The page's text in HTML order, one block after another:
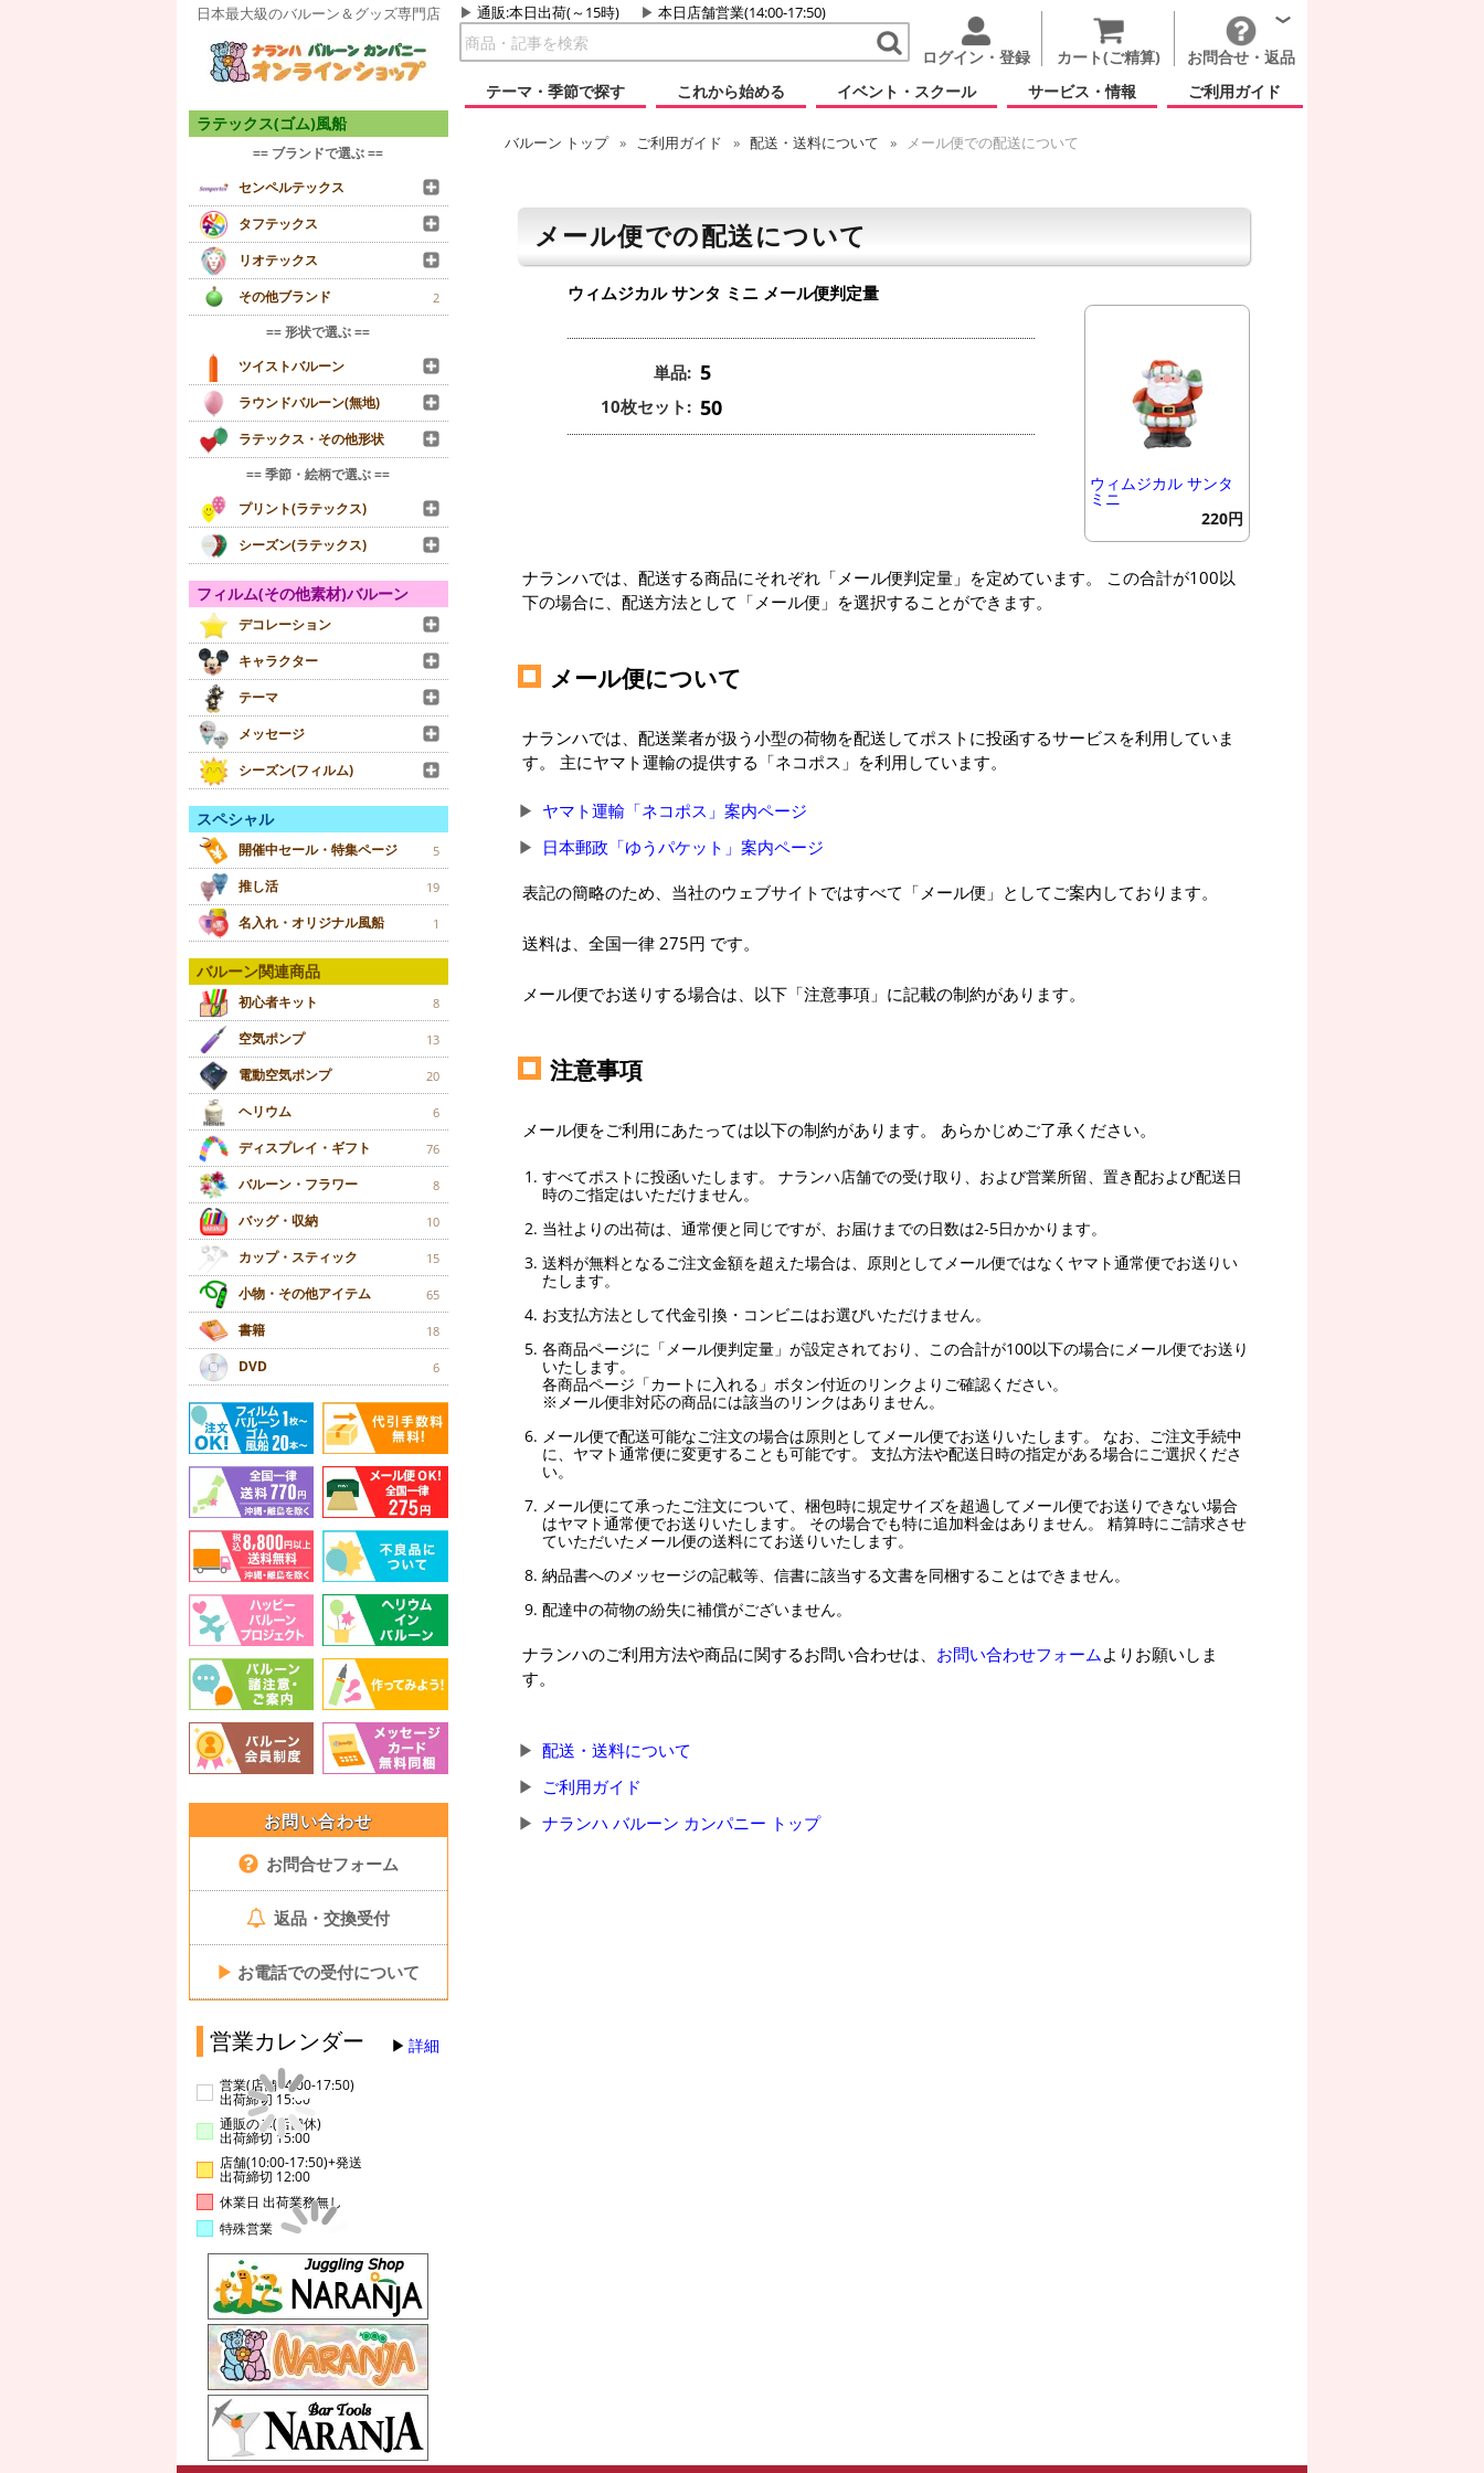
日本最大級のバルーン＆グッズ専門店 通販:本日出荷(～15時) 本日店舗営業(14:00-17:50)
ログイン・登録 カート(ご精算)
お問合せ・返品
テーマ・季節で探す
これから始める イベント・スクール サービス・情報 ご利用ガイド
ラテックス(ゴム)風船
== ブランドで選ぶ ==
センペルテックス
タフテックス
リオテックス
その他ブランド
2
== 形状で選ぶ ==
ツイストバルーン
ラウンドバルーン(無地)
ラテックス・その他形状
== 季節・絵柄で選ぶ ==
プリント(ラテックス)
シーズン(ラテックス)
フィルム(その他素材)バルーン
デコレーション
キャラクター
テーマ
メッセージ
シーズン(フィルム)
スペシャル
開催中セール・特集ページ 5
推し活 19
名入れ・オリジナル風船 1
バルーン関連商品
初心者キット 8
空気ポンプ 13
電動空気ポンプ 20
ヘリウム 6
ディスプレイ・ギフト 76
バルーン・フラワー 8
バッグ・収納 10
カップ・スティック 15
小物・その他アイテム 65
書籍 18
DVD 6
お問い合わせ
お問合せフォーム
返品・交換受付
▶ お電話での受付について
営業カレンダー 詳細
営業(店舗14:00-17:50)
出荷締切 15:00
通販のみ(店舗休)
出荷締切 15:00
店舗(10:00-17:50)+発送
出荷締切 12:00
休業日 出荷業務無し
特殊営業
バルーン トップ ご利用ガイド 配送・送料について メール便での配送について
メール便での配送について
ウィムジカル サンタ ミニ メール便判定量
単品: 5
10枚セット: 50
ウィムジカル サンタ
ミニ
220円
ナランハでは、配送する商品にそれぞれ「メール便判定量」を定めています。 この合計が100以
下の場合に、配送方法として「メール便」を選択することができます。
メール便について
ナランハでは、配送業者が扱う小型の荷物を配送してポストに投函するサービスを利用していま
す。 主にヤマト運輸の提供する「ネコポス」を利用しています。
ヤマト運輸「ネコポス」案内ページ
日本郵政「ゆうパケット」案内ページ
表記の簡略のため、当社のウェブサイトではすべて「メール便」としてご案内しております。
送料は、全国一律 275円 です。
メール便でお送りする場合は、以下「注意事項」に記載の制約があります。
注意事項
メール便をご利用にあたっては以下の制約があります。 あらかじめご了承ください。
すべてポストに投函いたします。 ナランハ店舗での受け取り、および営業所留、置き配および配送日
時のご指定はいただけません。
当社よりの出荷は、通常便と同じですが、お届けまでの日数は2-5日かかります。
送料が無料となるご注文金額を超えた場合は、原則としてメール便ではなくヤマト通常便でお送りい
たします。
お支払方法として代金引換・コンビニはお選びいただけません。
各商品ページに「メール便判定量」が設定されており、この合計が100以下の場合にメール便でお送り
いたします。
各商品ページ「カートに入れる」ボタン付近のリンクよりご確認ください。
※メール便非対応の商品には該当のリンクはありません。
メール便で配送可能なご注文の場合は原則としてメール便でお送りいたします。 なお、ご注文手続中
に、ヤマト通常便に変更することも可能です。 支払方法や配送日時の指定がある場合にご選択くださ
い。
メール便にて承ったご注文について、梱包時に規定サイズを超過してメール便でお送りできない場合
はヤマト通常便でお送りいたします。 その場合でも特に追加料金はありません。 精算時にご請求させ
ていただいたメール便の送料にてお送りいたします。
納品書へのメッセージの記載等、信書に該当する文書を同梱することはできません。
配達中の荷物の紛失に補償がございません。
ナランハのご利用方法や商品に関するお問い合わせは、 お問い合わせフォームよりお願いしま
す。
配送・送料について
ご利用ガイド
ナランハ バルーン カンパニー トップ